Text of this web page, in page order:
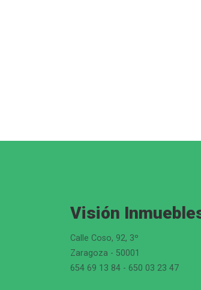
Visión
Calle Coso, 92, 3º
Zaragoza - 50001
654 69 13 84 - 650 03 23 47